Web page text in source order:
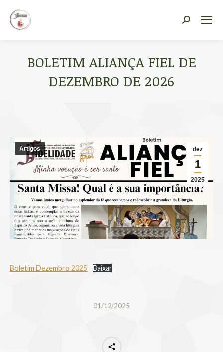
Search:
BOLETIM ALIANÇA FIEL DE
DEZEMBRO DE 2026
dez
1
2025
Artigos
Boletim Dezembro 2025 Baixar
01/12/2025